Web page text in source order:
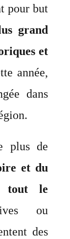
pour but
grand
et
année,
dans
plus de
et du
tout le
ou
des